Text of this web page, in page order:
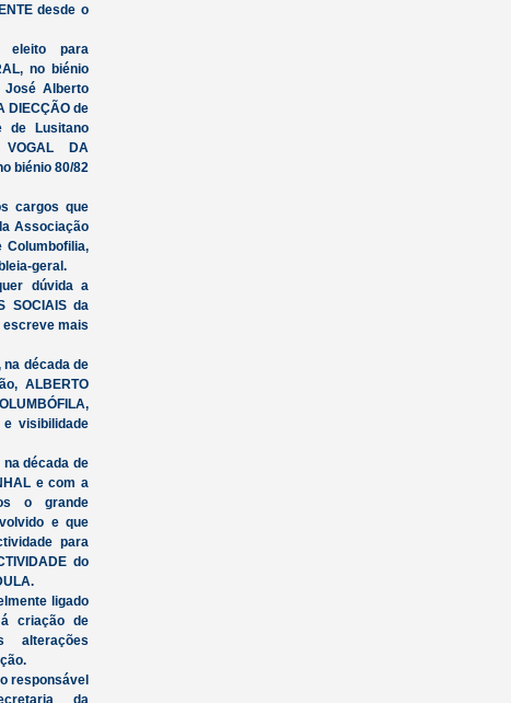
desde o
eleito para
no biénio
José Alberto
DIECÇÃO de
de Lusitano
DA
biénio 80/82
cargos que
Associação
geral.
dúvida a
SOCIAIS da
mais
década de
ALBERTO
visibilidade
na década de
e com a
o grande
e que
para
do
ligado
á criação de
alterações
responsável
da